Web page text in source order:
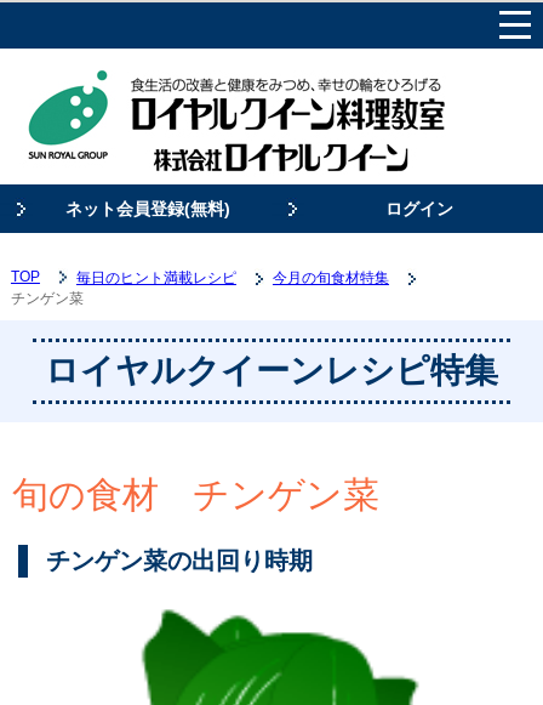
ログイン
ネット会員登録(無料)
TOP 毎日のヒント満載レシピ
今月の旬食材特集
チンゲン菜
ロイヤルクイーンレシピ特集
旬の食材 チンゲン菜
チンゲン菜の出回り時期